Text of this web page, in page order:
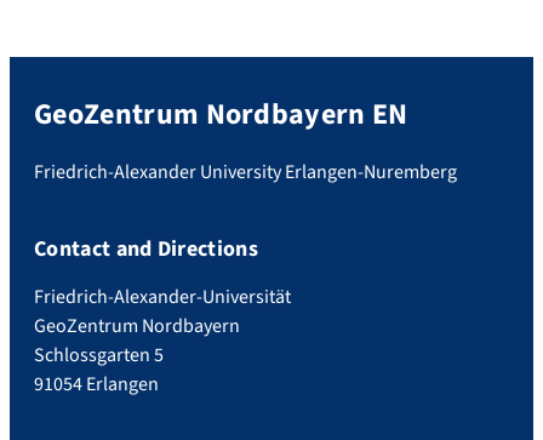
GeoZentrum Nordbayern EN
Friedrich-Alexander University Erlangen-Nuremberg
Contact and Directions
Friedrich-Alexander-Universität
GeoZentrum Nordbayern
Schlossgarten 5
91054 Erlangen